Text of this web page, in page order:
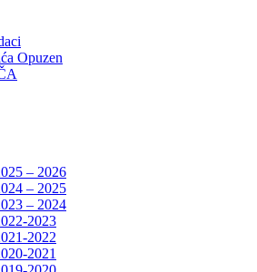
Opuzen
– 2026
– 2025
– 2024
2023
2022
2021